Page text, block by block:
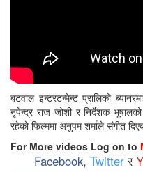
बटवाल इन्टरटन्मेन्ट प्रालिको
नृपेन्द्र राज जोशी र निर्देशक
रहेको फिल्ममा अनुपम शर्माले संगीत
For More videos Log on to
Facebook, Twitterर